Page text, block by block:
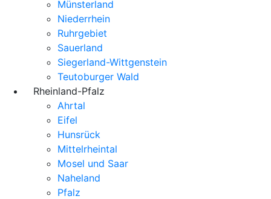
Münsterland
Niederrhein
Ruhrgebiet
Sauerland
Siegerland-Wittgenstein
Teutoburger Wald
Rheinland-Pfalz
Ahrtal
Eifel
Hunsrück
Mittelrheintal
Mosel und Saar
Naheland
Pfalz